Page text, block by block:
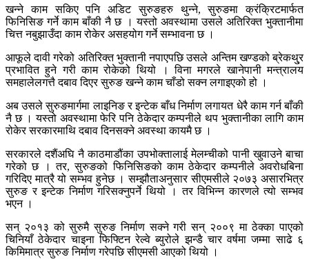
खन्ने काम सकिए पनि अडिट सुरुङहरु थुन्ने, सुरुङमा क्रंक्रिटमार्फत
फिनिसिङ गर्ने काम बाँकी नै छ । यस्तो अवस्थामा उसले अतिरिक्त भुक्तानीमा
चित्त नबुझाउँदा काम रोकेर असहयोग गर्ने सम्भावना छ ।
आफूले दावी गरेको अतिरिक्त भुक्तानी नपाएपछि उसले अन्तिम खण्डको ब्रेकथु्र
प्रभावित हुने गरी काम रोकेको थियो । विना मगरले खानेपानी मन्त्रालय
समहालेलगत्तै दबाव दिएर सुरुङ खन्ने काम चाँडो सक्न लगाइएको हो ।
अब उसले सुरुङमार्गमा लाइनिङ र इन्टेक बाँध निर्माण लगायत धेरै काम गर्न बाँकी
नै छ । यस्तो अवस्थामा फेरि पनि ठेकेदार कम्पनीले थप भुक्तानीका लागि काम
रोकेर सरकारमाथि दबाव दिनसक्ने अवस्था कायमै छ ।
सरकारले दशैंअघि नै काठमाडौंका उपभोक्तालाई मेलम्चीको पानी खुवाउने बाचा
गरेको छ । तर, सुरुङको फिनिसिङको काम ठेकेदार कम्पनीले अवरोधबिना
गरिदिए मात्रै यो सम्भव हुनेछ । सम्झौताअनुसार सीएमसीले २०७३ असारभित्र
सुरुङ र इन्टेक निर्माण गरिसक्नुपर्ने थियो । तर विभिन्न कारणले त्यो सम्भव
भएन ।
सन् २०१३ को सुरुमै सुरुङ निर्माण सक्ने गरी सन् २००९ मा ठेक्का पाएको
चिनियाँ ठेकेदार चाइना फिफ्टिन रेल्वे ब्युरोले झन्डै चार वर्षमा जम्मा साढे ६
किमिमात्र सुरुङ निर्माण गरेपछि सीएमसी आएको थियो ।